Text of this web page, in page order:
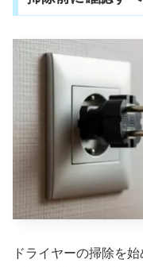
ドライヤーの掃除を始